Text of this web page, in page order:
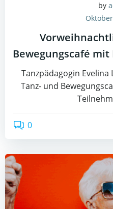
by
Bewegungscafé
Tanzpädagogin
Tanz- und
0